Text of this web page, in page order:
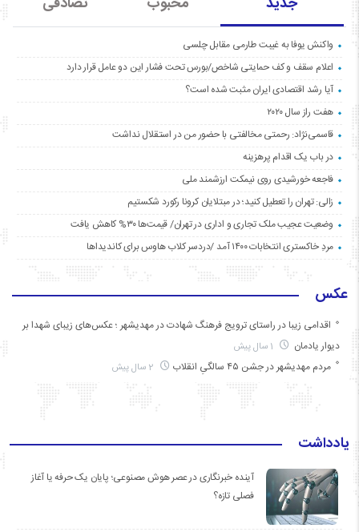
واکنش یوفا به غیبت طارمی مقابل چلسی
اعلام سقف و کف حمایتی شاخص/بورس تحت فشار این دو عامل قرار دارد
آیا رشد اقتصادی ایران مثبت شده است؟
هفت راز سال ۲۰۲۰
قاسمی‌نژاد: رحمتی مخالفتی با حضور من در استقلال نداشت
در باب یک اقدام پرهزینه
فاجعه خورشیدی روی نیمکت ارزشمند ملی
زالی: تهران را تعطیل کنید؛ در مبتلایان کرونا رکورد شکستیم
وضعیت عجیب ملک تجاری و اداری در تهران/ قیمت‌ها ۳۰% کاهش یافت
مردِ خاکستری انتخابات ۱۴۰۰ آمد /دردسر کلاب هاوس برای کاندیداها
عکس
اقدامی زیبا در راستای ترویج فرهنگ شهادت در مهدیشهر ؛ عکس‌های زیبای شهدا بر
دیوار یادمان
مردم مهدیشهر در جشن ۴۵ سالگیِ انقلاب
یادداشت
آینده خبرنگاری در عصر هوش مصنوعی؛ پایان یک حرفه یا آغاز
فصلی تازه؟